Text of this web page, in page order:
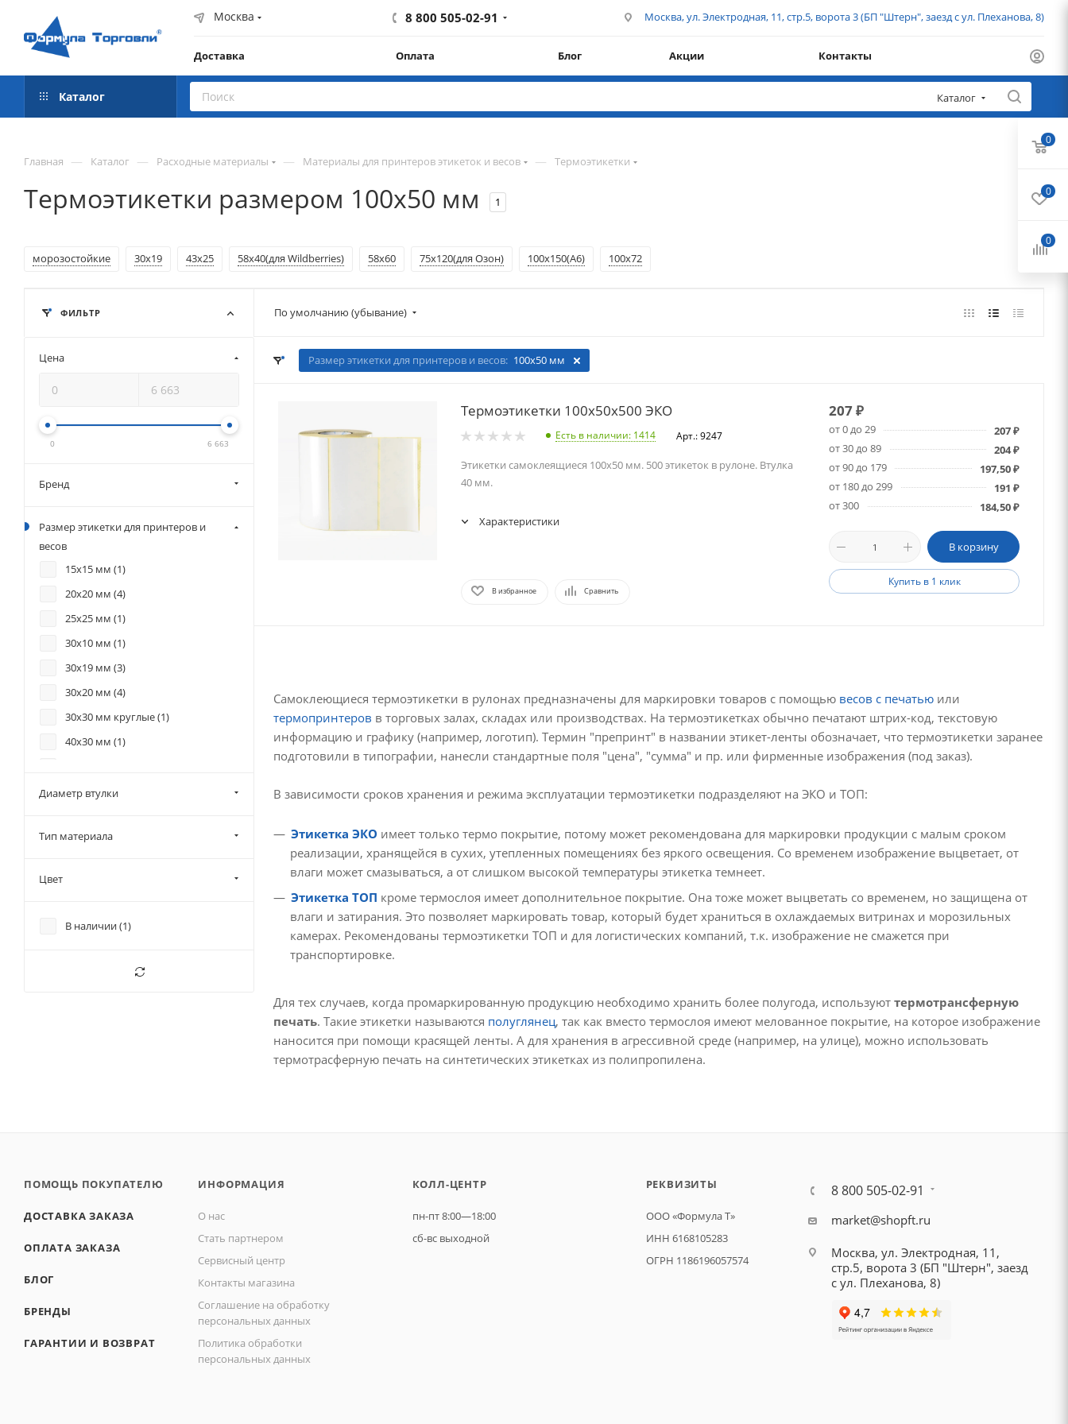
Москва 8 800 505-02-91 Москва, ул. Электродная, 11, стр.5, ворота 3 (БП "Штерн", заезд с ул. Плеханова, 8)
Доставка Оплата Блог Акции Контакты
Каталог Каталог
Главная — Каталог — Расходные материалы — Материалы для принтеров этикеток и весов — Термоэтикетки
Термоэтикетки размером 100х50 мм 1
морозостойкие 30х19 43х25 58х40(для Wildberries) 58х60 75х120(для Озон) 100х150(А6) 100х72
По умолчанию (убывание)
Размер этикетки для принтеров и весов: 100х50 мм
Термоэтикетки 100х50х500 ЭКО
Есть в наличии: 1414 Арт.: 9247
Этикетки самоклеящиеся 100х50 мм. 500 этикеток в рулоне. Втулка
40 мм.
Характеристики
В избранное Сравнить
207₽
от 0 до 29 207₽
от 30 до 89
204₽
от 90 до 179
197,50₽
от 180 до 299
191 ₽
от 300
184,50₽
В корзину
Купить в 1 клик
Самоклеющиеся термоэтикетки в рулонах предназначены для маркировки товаров с помощью весов с печатью или
термопринтеров в торговых залах, складах или производствах. На термоэтикетках обычно печатают штрих-код, текстовую
информацию и графику (например, логотип). Термин "препринт" в названии этикет-ленты обозначает, что термоэтикетки заранее
подготовили в типографии, нанесли стандартные поля "цена", "сумма" и пр. или фирменные изображения (под заказ).
В зависимости сроков хранения и режима эксплуатации термоэтикетки подразделяют на ЭКО и ТОП:
Этикетка ЭКО имеет только термо покрытие, потому может рекомендована для маркировки продукции с малым сроком
реализации, хранящейся в сухих, утепленных помещениях без яркого освещения. Со временем изображение выцветает, от
влаги может смазываться, а от слишком высокой температуры этикетка темнеет.
Этикетка ТОП кроме термослоя имеет дополнительное покрытие. Она тоже может выцветать со временем, но защищена от
влаги и затирания. Это позволяет маркировать товар, который будет храниться в охлаждаемых витринах и морозильных
камерах. Рекомендованы термоэтикетки ТОП и для логистических компаний, т.к. изображение не смажется при
транспортировке.
Для тех случаев, когда промаркированную продукцию необходимо хранить более полугода, используют термотрансферную
печать. Такие этикетки называются полуглянец, так как вместо термослоя имеют мелованное покрытие, на которое изображение
наносится при помощи красящей ленты. А для хранения в агрессивной среде (например, на улице), можно использовать
термотрасферную печать на синтетических этикетках из полипропилена.
ФИЛЬТР
Цена
0 6 663
Бренд
Размер этикетки для принтеров и
весов
15х15 мм (1)
20х20 мм (4)
25х25 мм (1)
30х10 мм (1)
30х19 мм (3)
30х20 мм (4)
30х30 мм круглые (1)
40х30 мм (1)
40х80 мм (1
50х25 мм (
100х80 мм (1)
100х100 мм ( 2
Диаметр втулки
Тип материала
Цвет
В наличии (1)
ПОМОЩЬ ПОКУПАТЕЛЮ
ДОСТАВКА ЗАКАЗА
ОПЛАТА ЗАКАЗА
БЛОГ
БРЕНДЫ
ГАРАНТИИ И ВОЗВРАТ
ИНФОРМАЦИЯ
О нас
Стать партнером
Сервисный центр
Контакты магазина
Соглашение на обработку
персональных данных
Политика обработки
персональных данных
КОЛЛ-ЦЕНТР
пн-пт 8:00—18:00
сб-вс выходной
РЕКВИЗИТЫ
ООО «Формула Т»
ИНН 6168105283
ОГРН 1186196057574
8 800 505-02-91
market@shopft.ru
Москва, ул. Электродная, 11,
стр.5, ворота 3 (БП "Штерн", заезд
с ул. Плеханова, 8)
0
0
0